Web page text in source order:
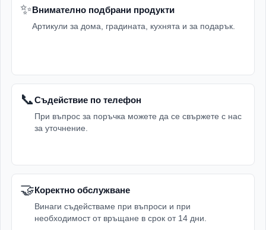
✨Внимателно подбрани продукти
Артикули за дома, градината, кухнята и за подарък.
📞Съдействие по телефон
При въпрос за поръчка можете да се свържете с нас
за уточнение.
🤝Коректно обслужване
Винаги съдействаме при въпроси и при
необходимост от връщане в срок от 14 дни.